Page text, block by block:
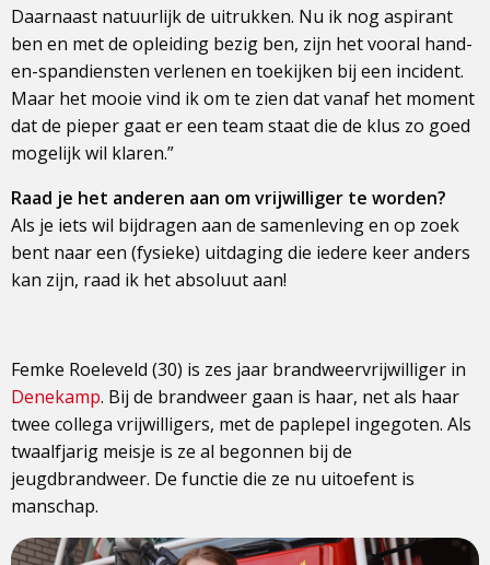
Daarnaast natuurlijk de uitrukken. Nu ik nog aspirant
ben en met de opleiding bezig ben, zijn het vooral hand-
en-spandiensten verlenen en toekijken bij een incident.
Maar het mooie vind ik om te zien dat vanaf het moment
dat de pieper gaat er een team staat die de klus zo goed
mogelijk wil klaren.”
Raad je het anderen aan om vrijwilliger te worden?
Als je iets wil bijdragen aan de samenleving en op zoek
bent naar een (fysieke) uitdaging die iedere keer anders
kan zijn, raad ik het absoluut aan!
Femke Roeleveld (30) is zes jaar brandweervrijwilliger in
Denekamp. Bij de brandweer gaan is haar, net als haar
twee collega vrijwilligers, met de paplepel ingegoten. Als
twaalfjarig meisje is ze al begonnen bij de
jeugdbrandweer. De functie die ze nu uitoefent is
manschap.